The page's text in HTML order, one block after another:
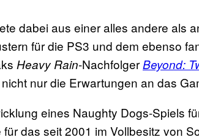
dabei aus einer alles andere als
für die PS3 und dem ebenso
Heavy Rain-NachfolgerBeyond:
nur die Erwartungen an das
eines Naughty Dogs-Spiels
das seit 2001 im Vollbesitz von